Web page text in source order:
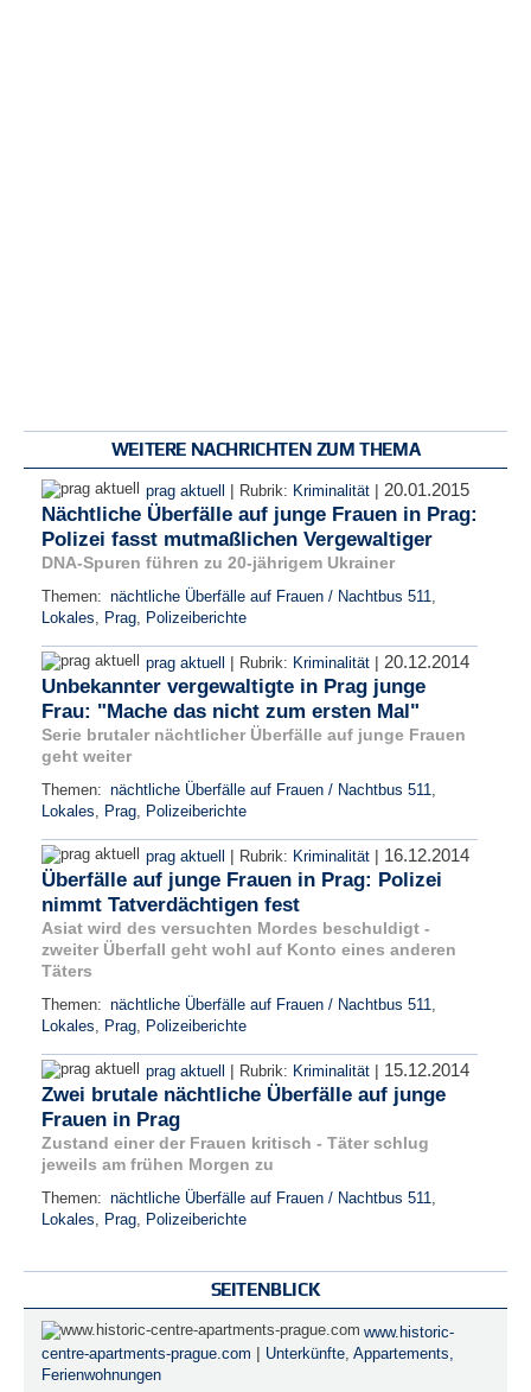
WEITERE NACHRICHTEN ZUM THEMA
prag aktuell | Rubrik: Kriminalität | 20.01.2015
Nächtliche Überfälle auf junge Frauen in Prag:
Polizei fasst mutmaßlichen Vergewaltiger
DNA-Spuren führen zu 20-jährigem Ukrainer
Themen: nächtliche Überfälle auf Frauen / Nachtbus 511,
Lokales, Prag, Polizeiberichte
prag aktuell | Rubrik: Kriminalität | 20.12.2014
Unbekannter vergewaltigte in Prag junge
Frau: "Mache das nicht zum ersten Mal"
Serie brutaler nächtlicher Überfälle auf junge Frauen
geht weiter
Themen: nächtliche Überfälle auf Frauen / Nachtbus 511,
Lokales, Prag, Polizeiberichte
prag aktuell | Rubrik: Kriminalität | 16.12.2014
Überfälle auf junge Frauen in Prag: Polizei
nimmt Tatverdächtigen fest
Asiat wird des versuchten Mordes beschuldigt -
zweiter Überfall geht wohl auf Konto eines anderen
Täters
Themen: nächtliche Überfälle auf Frauen / Nachtbus 511,
Lokales, Prag, Polizeiberichte
prag aktuell | Rubrik: Kriminalität | 15.12.2014
Zwei brutale nächtliche Überfälle auf junge
Frauen in Prag
Zustand einer der Frauen kritisch - Täter schlug
jeweils am frühen Morgen zu
Themen: nächtliche Überfälle auf Frauen / Nachtbus 511,
Lokales, Prag, Polizeiberichte
SEITENBLICK
www.historic-
centre-apartments-prague.com | Unterkünfte, Appartements,
Ferienwohnungen